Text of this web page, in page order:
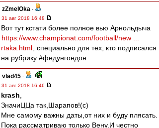
zZmeIOka -
31 авг 2018 16:48
Вот тут кстати более полное вью Арнольдыча
https://www.championat.com/football/new ...
rtaka.html , специально для тех, кто подписался
на рубрику #федунгондон
vlad45 -
31 авг 2018 16:46
krash
ЗначиЦЦа так,Шарапов!(с)
Мне самому важны даты,от них и буду плясать.
Пока рассматриваю только Вену.И честно